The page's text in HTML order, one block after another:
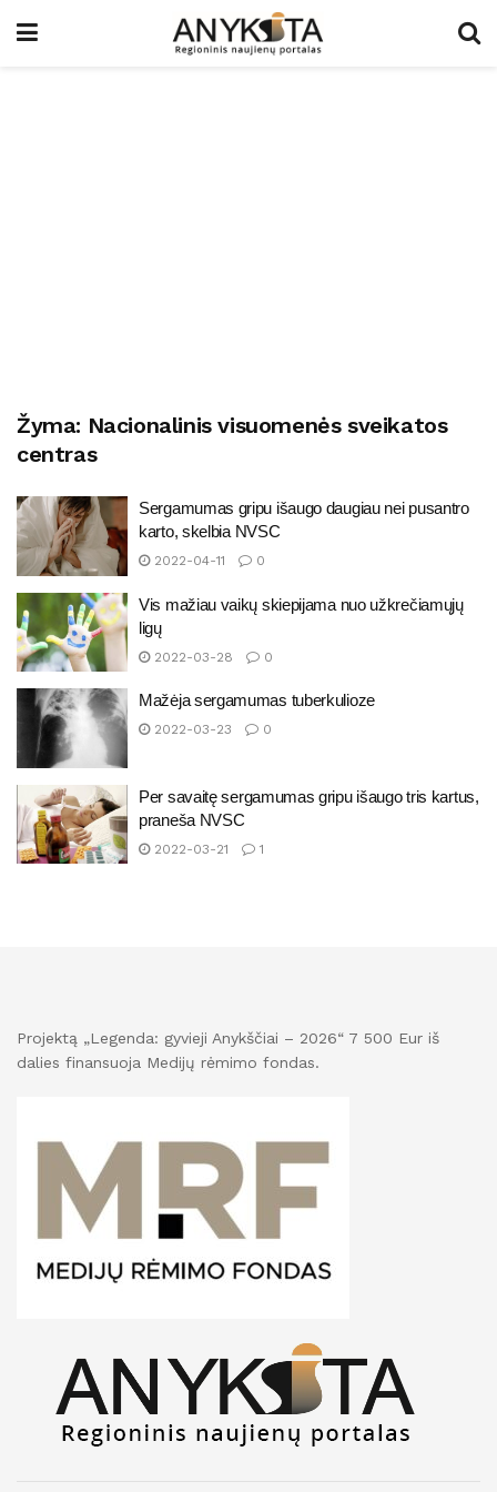
Žyma: Nacionalinis visuomenės sveikatos
centras
Sergamumas gripu išaugo daugiau nei pusantro
karto, skelbia NVSC
2022-04-11 0
Vis mažiau vaikų skiepijama nuo užkrečiamųjų
ligų
2022-03-28 0
Mažėja sergamumas tuberkulioze
2022-03-23 0
Per savaitę sergamumas gripu išaugo tris kartus,
praneša NVSC
2022-03-21 1
Projektą „Legenda: gyvieji Anykščiai – 2026“ 7 500 Eur iš
dalies finansuoja Medijų rėmimo fondas.